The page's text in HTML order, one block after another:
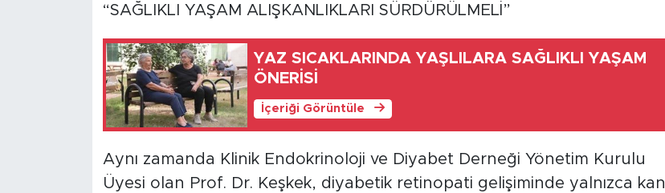
“SAĞLIKLI YAŞAM ALIŞKANLIKLARI SÜRDÜRÜLMELİ”
YAZ SICAKLARINDA YAŞLILARA SAĞLIKLI YAŞAM
ÖNERİSİ
İçeriği Görüntüle
Aynı zamanda Klinik Endokrinoloji ve Diyabet Derneği Yönetim Kurulu
Üyesi olan Prof. Dr. Keşkek, diyabetik retinopati gelişiminde yalnızca kan